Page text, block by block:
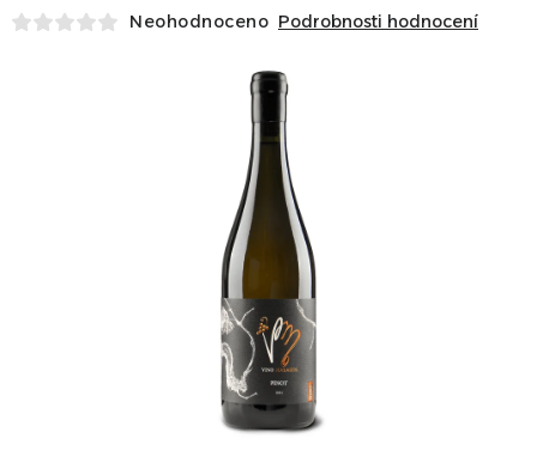
Kontakty
Vinné zážitky
Neohodnoceno Podrobnosti hodnocení